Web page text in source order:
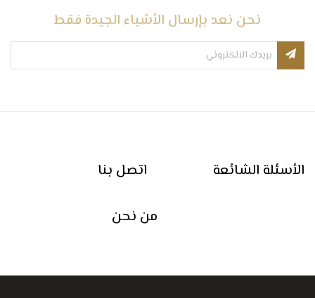
نحن نعد بإرسال الأشياء الجيدة فقط
اتصل بنا الأسئلة الشائعة
من نحن